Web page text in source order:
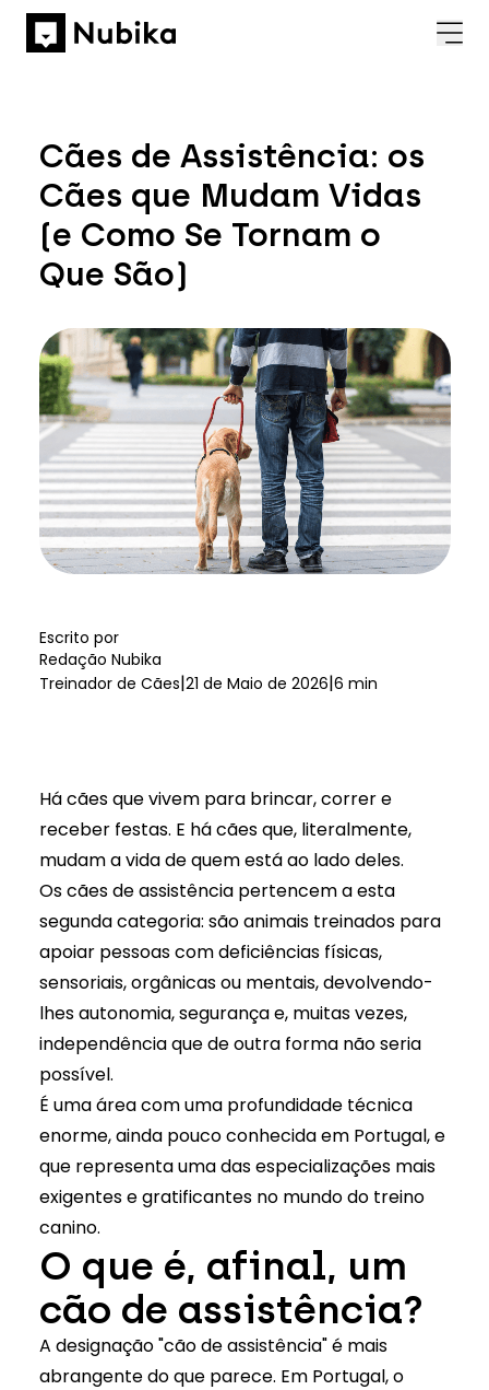
Cães de Assistência: os
Cães que Mudam Vidas
(e Como Se Tornam o
Que São)
Escrito por
Redação Nubika
Treinador de Cães|21 de Maio de 2026|6 min
Há cães que vivem para brincar, correr e
receber festas. E há cães que, literalmente,
mudam a vida de quem está ao lado deles.
Os cães de assistência pertencem a esta
segunda categoria: são animais treinados para
apoiar pessoas com deficiências físicas,
sensoriais, orgânicas ou mentais, devolvendo-
lhes autonomia, segurança e, muitas vezes,
independência que de outra forma não seria
possível.
É uma área com uma profundidade técnica
enorme, ainda pouco conhecida em Portugal, e
que representa uma das especializações mais
exigentes e gratificantes no mundo do treino
canino.
O que é, afinal, um
cão de assistência?
A designação "cão de assistência" é mais
abrangente do que parece. Em Portugal, o